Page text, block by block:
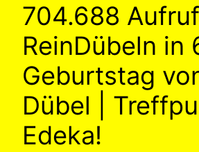
704.688
ReinDübeln in
Geburtstag
Dübel |
Edeka!